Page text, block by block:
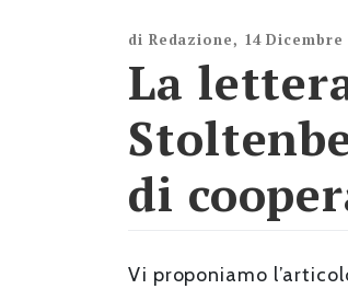
di Redazione, 14 Dicembre
La
di
Vi proponiamo